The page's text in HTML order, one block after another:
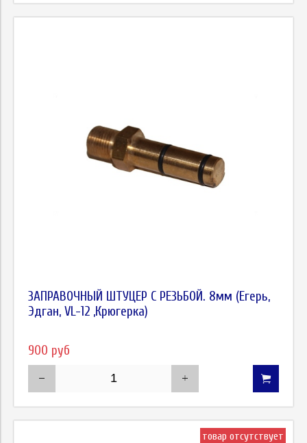
ЗАПРАВОЧНЫЙ ШТУЦЕР С РЕЗЬБОЙ. 8мм (Егерь,
Эдган, VL-12 ,Крюгерка)
900 руб
товар отсутствует